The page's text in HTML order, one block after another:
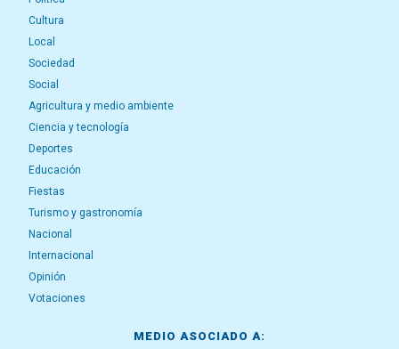
Cultura
Local
Sociedad
Social
Agricultura y medio ambiente
Ciencia y tecnología
Deportes
Educación
Fiestas
Turismo y gastronomía
Nacional
Internacional
Opinión
Votaciones
MEDIO ASOCIADO A: